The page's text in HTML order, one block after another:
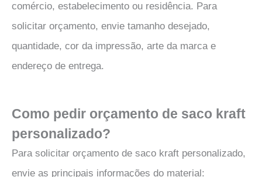
comércio, estabelecimento ou residência. Para
solicitar orçamento, envie tamanho desejado,
quantidade, cor da impressão, arte da marca e
endereço de entrega.
Como pedir orçamento de saco kraft
personalizado?
Para solicitar orçamento de saco kraft personalizado,
envie as principais informações do material: